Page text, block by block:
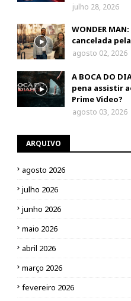
julho 28, 2026
WONDER
cancelada
agosto 02, 2026
A BOCA DO
pena assistir
Prime Video?
agosto 03, 2026
ARQUIVO
agosto 2026
julho 2026
junho 2026
maio 2026
abril 2026
março 2026
fevereiro 2026